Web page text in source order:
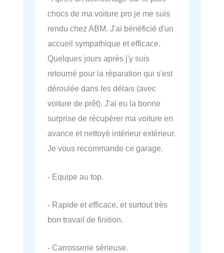
chocs de ma voiture pro je me suis
rendu chez ABM. J'ai bénéficié d'un
accueil sympathique et efficace.
Quelques jours après j'y suis
retourné pour la réparation qui s'est
déroulée dans les délais (avec
voiture de prêt). J'ai eu la bonne
surprise de récupérer ma voiture en
avance et nettoyé intérieur extérieur.
Je vous recommande ce garage.
- Equipe au top.
- Rapide et efficace, et surtout très
bon travail de finition.
- Carrosserie sérieuse.